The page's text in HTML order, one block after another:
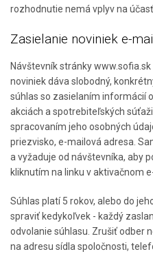
rozhodnutie nemá vplyv na účasť
Zasielanie noviniek e-
Návštevník stránky
noviniek dáva slobodný,
súhlas so zasielaním informácií
akciách a spotrebiteľských
spracovaním jeho osobných
priezvisko, e-mailová adresa.
a vyžaduje od návštevníka, aby
kliknutím na linku v aktivačnom
Súhlas platí 5 rokov, alebo do
spraviť kedykoľvek - každý
odvolanie súhlasu. Zrušiť odber
na adresu sídla spoločnosti,